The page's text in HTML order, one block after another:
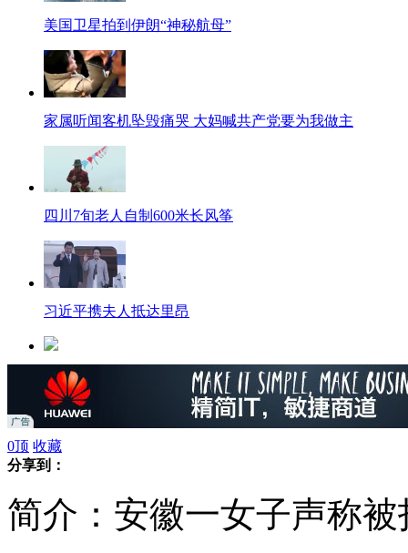
美国卫星拍到伊朗“神秘航母”
家属听闻客机坠毁痛哭 大妈喊共产党要为我做主
四川7旬老人自制600米长风筝
习近平携夫人抵达里昂
我国血吸虫病诊治技术研究获重大突破
春季喝茶有讲究
北京控烟条例有望明年出台 罚款最高200元
0顶 收藏
分享到：
简介：安徽一女子声称